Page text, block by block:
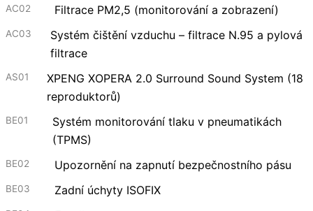
AC02 Filtrace PM2,5 (monitorování a zobrazení)
AC03
Systém čištění vzduchu – filtrace N.95 a pylová
filtrace
AS01
XPENG XOPERA 2.0 Surround Sound System (18
reproduktorů)
BE01
Systém monitorování tlaku v pneumatikách
(TPMS)
BE02 Upozornění na zapnutí bezpečnostního pásu
BE03 Zadní úchyty ISOFIX